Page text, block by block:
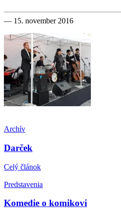
— 15. november 2016
Archív
Darček
Celý článok
Predstavenia
Komedie o komikovi